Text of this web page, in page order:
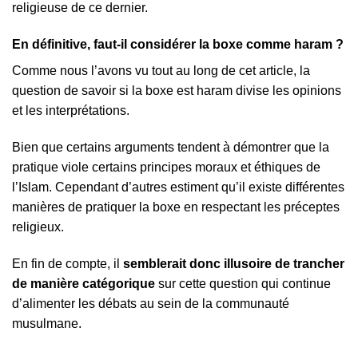
religieuse de ce dernier.
En définitive, faut-il considérer la boxe comme haram ?
Comme nous l’avons vu tout au long de cet article, la
question de savoir si la boxe est haram divise les opinions
et les interprétations.
Bien que certains arguments tendent à démontrer que la
pratique viole certains principes moraux et éthiques de
l’Islam. Cependant d’autres estiment qu’il existe différentes
manières de pratiquer la boxe en respectant les préceptes
religieux.
En fin de compte, il semblerait donc illusoire de trancher
de manière catégorique sur cette question qui continue
d’alimenter les débats au sein de la communauté
musulmane.